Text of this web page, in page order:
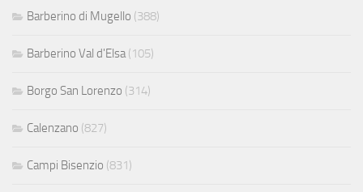
Barberino di Mugello (388)
Barberino Val d'Elsa(105)
Borgo San Lorenzo (314)
Calenzano (827)
Campi Bisenzio (831)